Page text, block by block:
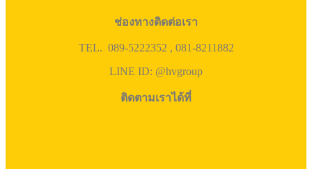
ช่องทางติดต่อเรา
TEL. 089-5222352 , 081-8211882
LINE ID: @hvgroup
ติดตามเราได้ที่